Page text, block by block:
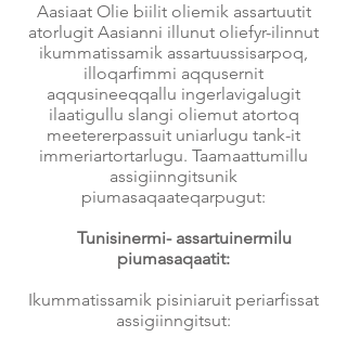
Aasiaat Olie biilit oliemik assartuutit
atorlugit Aasianni illunut oliefyr-ilinnut
ikummatissamik assartuussisarpoq,
illoqarfimmi aqqusernit
aqqusineeqqallu ingerlavigalugit
ilaatigullu slangi oliemut atortoq
meetererpassuit uniarlugu tank-it
immeriartortarlugu. Taamaattumillu
assigiinngitsunik
piumasaqaateqarpugut:
Tunisinermi- assartuinermilu
piumasaqaatit:
Ikummatissamik pisiniaruit periarfissat
assigiinngitsut: